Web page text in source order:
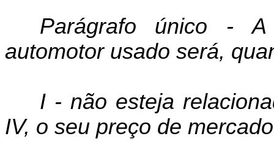
Parágrafo único -
automotor usado será,
I - não esteja
IV, o seu preço de